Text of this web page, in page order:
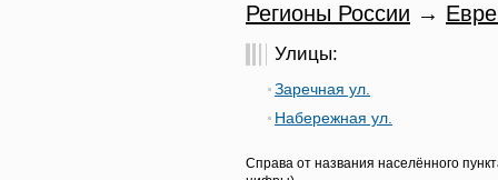
Регионы России →
Улицы:
Заречная ул.
Набережная ул.
Справа от названия населённого